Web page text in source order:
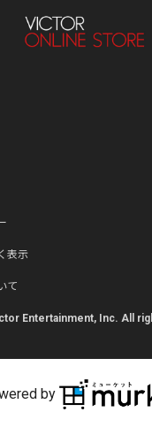
表示
て
Entertainment, Inc. All
by